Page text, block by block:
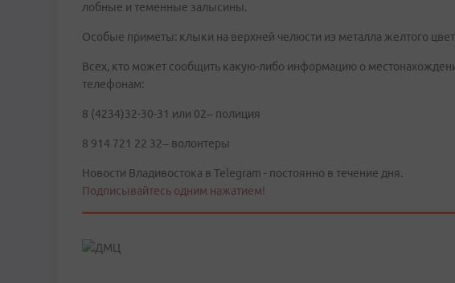
лобные и теменные залысины.
Особые приметы: клыки на верхней челюсти из металла желтого
Всех, кто может сообщить какую-либо информацию о
телефонам:
8 (4234)32-30-31 или 02– полиция
8 914 721 22 32– волонтеры
Новости Владивостока в Telegram - постоянно в течение дня.
Подписывайтесь одним нажатием!